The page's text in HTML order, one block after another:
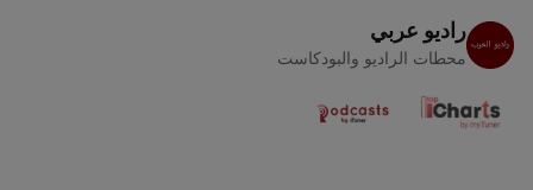
راديو عربي
محطات الراديو والبودكاست